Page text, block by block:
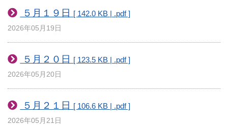
５月１９日 [ 142.0 KB | .pdf ]
2026年05月19日
５月２０日 [ 123.5 KB | .pdf ]
2026年05月20日
５月２１日 [ 106.6 KB | .pdf ]
2026年05月21日